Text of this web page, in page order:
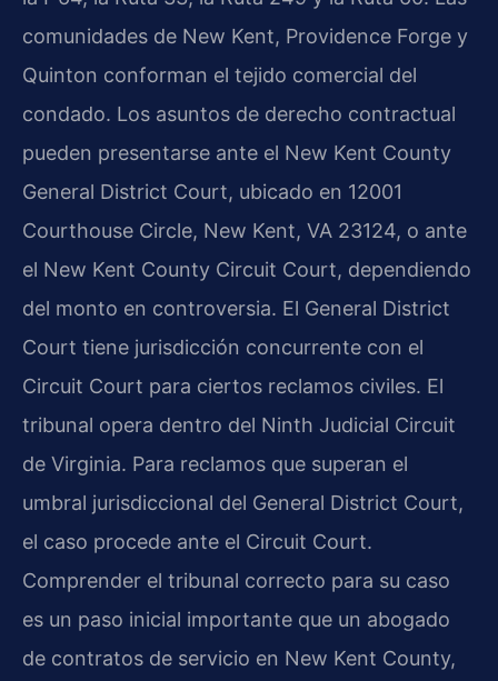
comunidades de New Kent, Providence Forge y
Quinton conforman el tejido comercial del
condado. Los asuntos de derecho contractual
pueden presentarse ante el New Kent County
General District Court, ubicado en 12001
Courthouse Circle, New Kent, VA 23124, o ante
el New Kent County Circuit Court, dependiendo
del monto en controversia. El General District
Court tiene jurisdicción concurrente con el
Circuit Court para ciertos reclamos civiles. El
tribunal opera dentro del Ninth Judicial Circuit
de Virginia. Para reclamos que superan el
umbral jurisdiccional del General District Court,
el caso procede ante el Circuit Court.
Comprender el tribunal correcto para su caso
es un paso inicial importante que un abogado
de contratos de servicio en New Kent County,